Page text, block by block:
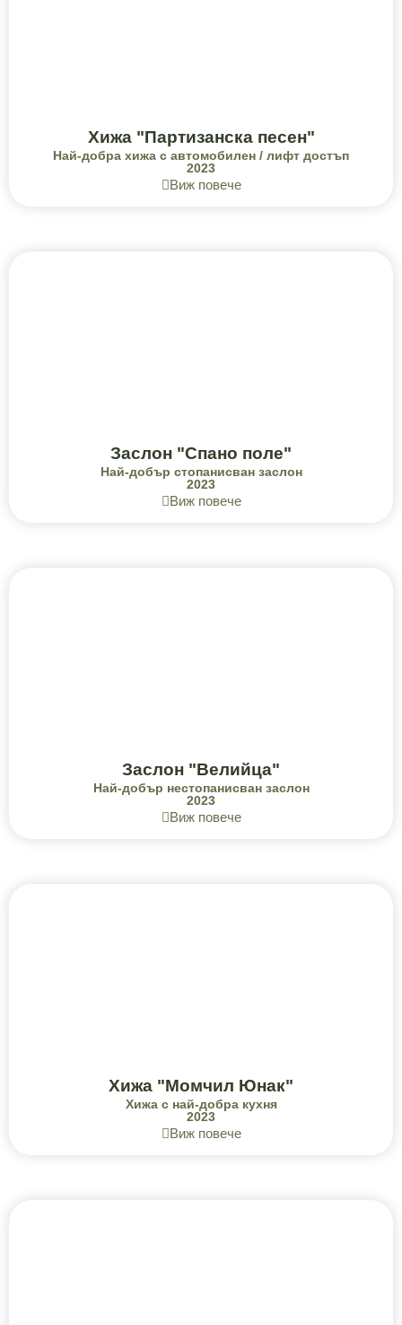
Хижа "Партизанска песен"
Най-добра хижа с автомобилен / лифт достъп
2023
Виж повече
Заслон "Спано поле"
Най-добър стопанисван заслон
2023
Виж повече
Заслон "Велийца"
Най-добър нестопанисван заслон
2023
Виж повече
Хижа "Момчил Юнак"
Хижа с най-добра кухня
2023
Виж повече